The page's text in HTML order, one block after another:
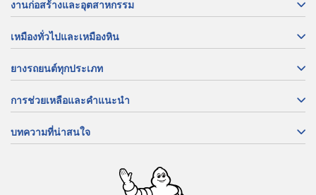
งานก่อสร้างและอุตสาหกรรม
เหมืองทั่วไปและเหมืองหิน
ยางรถยนต์ทุกประเภท
การช่วยเหลือและคำแนะนำ
บทความที่น่าสนใจ